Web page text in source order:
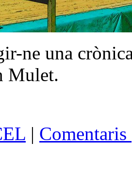
ne una
Mulet.
|